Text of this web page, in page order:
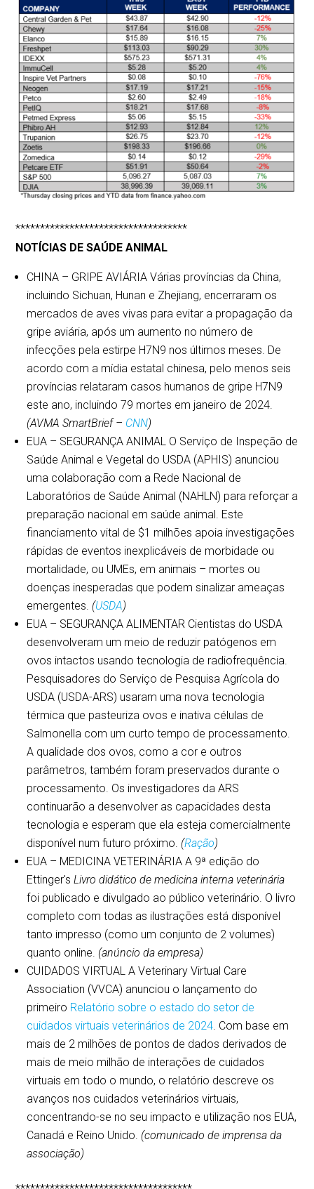
***********************************
NOTÍCIAS DE SAÚDE ANIMAL
CHINA – GRIPE AVIÁRIA Várias províncias da China,
incluindo Sichuan, Hunan e Zhejiang, encerraram os
mercados de aves vivas para evitar a propagação da
gripe aviária, após um aumento no número de
infecções pela estirpe H7N9 nos últimos meses. De
acordo com a mídia estatal chinesa, pelo menos seis
províncias relataram casos humanos de gripe H7N9
este ano, incluindo 79 mortes em janeiro de 2024.
(AVMA SmartBrief – CNN)
EUA – SEGURANÇA ANIMAL O Serviço de Inspeção de
Saúde Animal e Vegetal do USDA (APHIS) anunciou
uma colaboração com a Rede Nacional de
Laboratórios de Saúde Animal (NAHLN) para reforçar a
preparação nacional em saúde animal. Este
financiamento vital de $1 milhões apoia investigações
rápidas de eventos inexplicáveis de morbidade ou
mortalidade, ou UMEs, em animais – mortes ou
doenças inesperadas que podem sinalizar ameaças
emergentes. (USDA)
EUA – SEGURANÇA ALIMENTAR Cientistas do USDA
desenvolveram um meio de reduzir patógenos em
ovos intactos usando tecnologia de radiofrequência.
Pesquisadores do Serviço de Pesquisa Agrícola do
USDA (USDA-ARS) usaram uma nova tecnologia
térmica que pasteuriza ovos e inativa células de
Salmonella com um curto tempo de processamento.
A qualidade dos ovos, como a cor e outros
parâmetros, também foram preservados durante o
processamento. Os investigadores da ARS
continuarão a desenvolver as capacidades desta
tecnologia e esperam que ela esteja comercialmente
disponível num futuro próximo. (Ração)
EUA – MEDICINA VETERINÁRIA A 9ª edição do
Ettinger'sLivro didático de medicina interna veterinária
foi publicado e divulgado ao público veterinário. O livro
completo com todas as ilustrações está disponível
tanto impresso (como um conjunto de 2 volumes)
quanto online. (anúncio da empresa)
CUIDADOS VIRTUAL A Veterinary Virtual Care
Association (VVCA) anunciou o lançamento do
primeiro Relatório sobre o estado do setor de
cuidados virtuais veterinários de 2024. Com base em
mais de 2 milhões de pontos de dados derivados de
mais de meio milhão de interações de cuidados
virtuais em todo o mundo, o relatório descreve os
avanços nos cuidados veterinários virtuais,
concentrando-se no seu impacto e utilização nos EUA,
Canadá e Reino Unido. (comunicado de imprensa da
associação)